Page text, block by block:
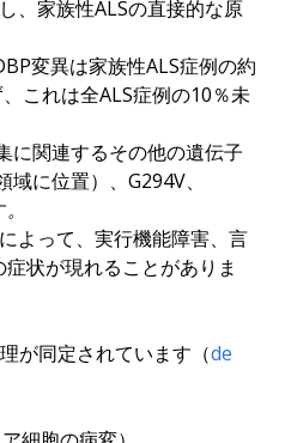
、家族性ALSの直接的な原
変異は家族性ALS症例の約
これは全ALS症例の10％未
に関連するその他の遺伝子
域に位置）、 G294V、
。
よって、実行機能障害、言
状が現れることがありま
が同定されています（de